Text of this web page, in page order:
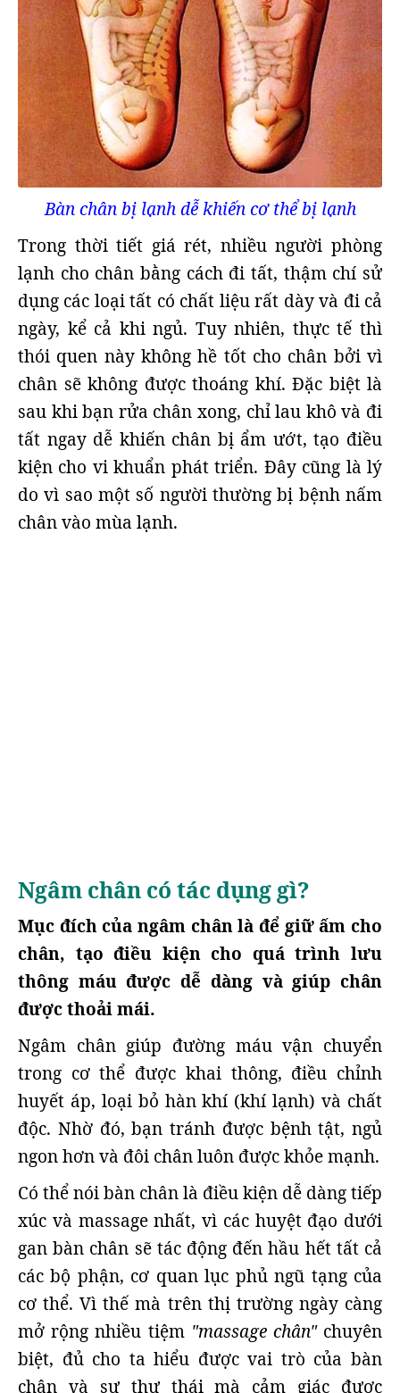
Bàn chân bị lạnh dễ khiến cơ thể bị lạnh
Trong thời tiết giá rét, nhiều người phòng
lạnh cho chân bằng cách đi tất, thậm chí sử
dụng các loại tất có chất liệu rất dày và đi cả
ngày, kể cả khi ngủ. Tuy nhiên, thực tế thì
thói quen này không hề tốt cho chân bởi vì
chân sẽ không được thoáng khí. Đặc biệt là
sau khi bạn rửa chân xong, chỉ lau khô và đi
tất ngay dễ khiến chân bị ẩm ướt, tạo điều
kiện cho vi khuẩn phát triển. Đây cũng là lý
do vì sao một số người thường bị bệnh nấm
chân vào mùa lạnh.
Ngâm chân có tác dụng gì?
Mục đích của ngâm chân là để giữ ấm cho
chân, tạo điều kiện cho quá trình lưu
thông máu được dễ dàng và giúp chân
được thoải mái.
Ngâm chân giúp đường máu vận chuyển
trong cơ thể được khai thông, điều chỉnh
huyết áp, loại bỏ hàn khí (khí lạnh) và chất
độc. Nhờ đó, bạn tránh được bệnh tật, ngủ
ngon hơn và đôi chân luôn được khỏe mạnh.
Có thể nói bàn chân là điều kiện dễ dàng tiếp
xúc và massage nhất, vì các huyệt đạo dưới
gan bàn chân sẽ tác động đến hầu hết tất cả
các bộ phận, cơ quan lục phủ ngũ tạng của
cơ thể. Vì thế mà trên thị trường ngày càng
mở rộng nhiều tiệm"massage chân"chuyên
biệt, đủ cho ta hiểu được vai trò của bàn
chân và sự thư thái mà cảm giác được